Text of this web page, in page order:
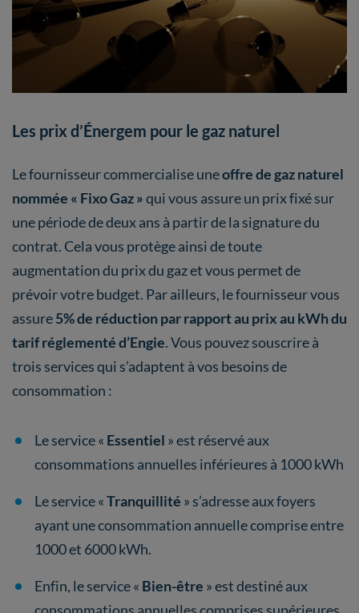
Les prix d’Énergem pour le gaz naturel
Le fournisseur commercialise uneoffre de gaz naturel
nommée « Fixo Gaz »qui vous assure un prix fixé sur
une période de deux ans à partir de la signature du
contrat. Cela vous protège ainsi de toute
augmentation du prix du gaz et vous permet de
prévoir votre budget. Par ailleurs, le fournisseur vous
assure5% de réduction par rapport au prix au kWh du
tarif réglementé d’Engie. Vous pouvez souscrire à
trois services qui s’adaptent à vos besoins de
consommation :
Le service « Essentiel » est réservé aux
consommations annuelles inférieures à 1000 kWh
Le service «Tranquillité » s’adresse aux foyers
ayant une consommation annuelle comprise entre
1000 et 6000 kWh.
Enfin, le service « Bien-être » est destiné aux